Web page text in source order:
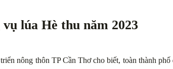
lúa Hè thu năm 2023
nông thôn TP Cần Thơ cho biết, toàn thành